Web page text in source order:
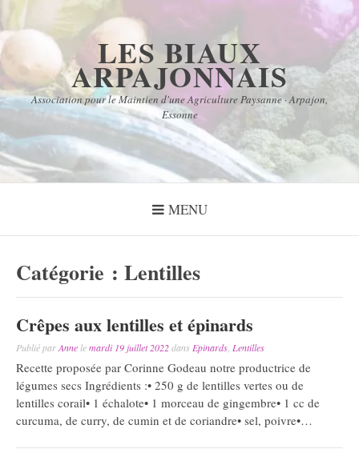
Aller
au
contenu
LES BIAUX
ARPAJONNAIS
Association pour le Maintien d'une Agriculture Paysanne · Arpajon,
Essonne
MENU
Catégorie : Lentilles
Crêpes aux lentilles et épinards
Publié parAnnelemardi 19 juillet 2022dans Epinards Lentilles
Recette proposée par Corinne Godeau notre productrice de
légumes secs Ingrédients :• 250 g de lentilles vertes ou de
lentilles corail• 1 échalote• 1 morceau de gingembre• 1 cc de
curcuma, de curry, de cumin et de coriandre• sel, poivre•…